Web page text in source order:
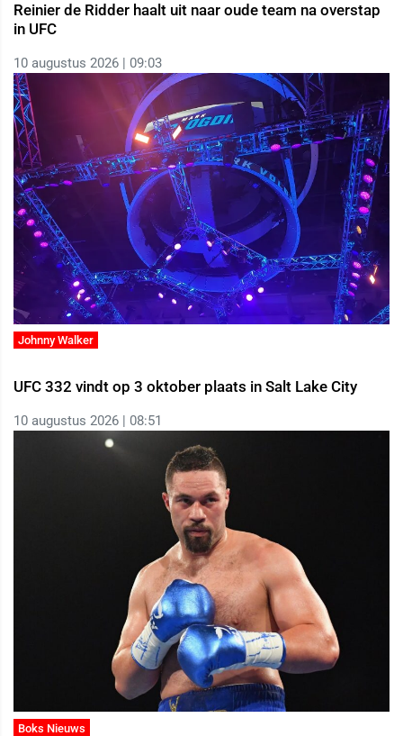
Reinier de Ridder haalt uit naar oude team na overstap
in UFC
10 augustus 2026 | 09:03
Johnny Walker
UFC 332 vindt op 3 oktober plaats in Salt Lake City
10 augustus 2026 | 08:51
Boks Nieuws